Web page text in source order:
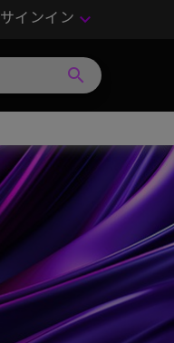
サインイン keyboard_arrow_down
search